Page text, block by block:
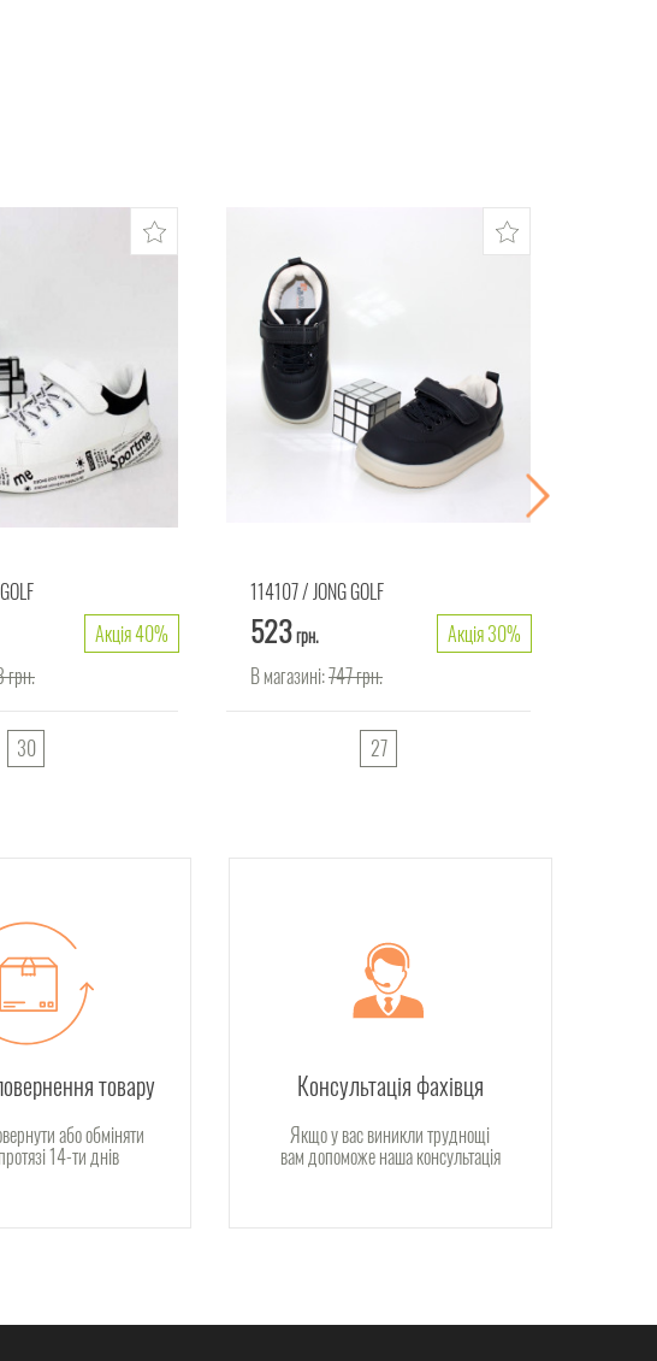
Акція 40%
грн.
30
114107 JONG GOLF
523грн.
Акція 30%
В магазині:747грн.
27
товару
або обміняти
14-ти днів
Консультація фахівця
Якщо у вас виникли труднощі
вам допоможе наша консультація